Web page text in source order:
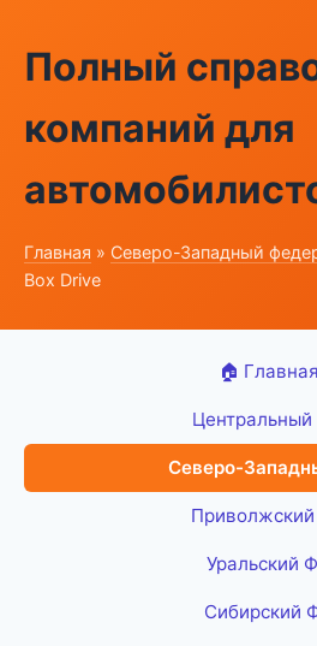
Полный
компаний для
Главная » Северо-Западный
Box Drive
🏠 Главная
Северо-
Уральский
Сибирский